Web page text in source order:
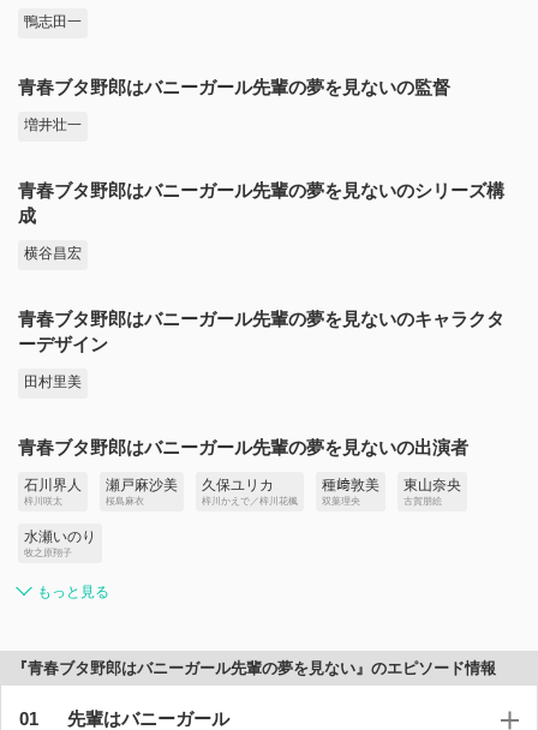
鴨志田一
青春ブタ野郎はバニーガール先輩の夢を見ないの監督
増井壮一
青春ブタ野郎はバニーガール先輩の夢を見ないのシリーズ構
成
横谷昌宏
青春ブタ野郎はバニーガール先輩の夢を見ないのキャラクタ
ーデザイン
田村里美
青春ブタ野郎はバニーガール先輩の夢を見ないの出演者
石川界人
梓川咲太
瀬戸麻沙美
桜島麻衣
久保ユリカ
梓川かえで／梓川花楓
種﨑敦美
双葉理央
東山奈央
古賀朋絵
水瀬いのり
牧之原翔子
もっと見る
『青春ブタ野郎はバニーガール先輩の夢を見ない』のエピソード情報
先輩はバニーガール